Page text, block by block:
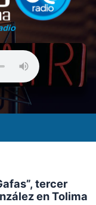
tercer
en Tolima